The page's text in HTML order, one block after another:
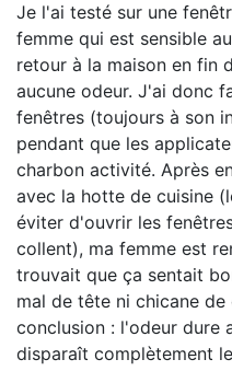
Je l'ai testé sur une
femme qui est sensible
retour à la maison en fin
aucune odeur. J'ai donc
fenêtres (toujours à son
pendant que les
charbon activité. Après
avec la hotte de cuisine
éviter d'ouvrir les
collent), ma femme est
trouvait que ça sentait
mal de tête ni chicane
conclusion : l'odeur dure
disparaît complètement